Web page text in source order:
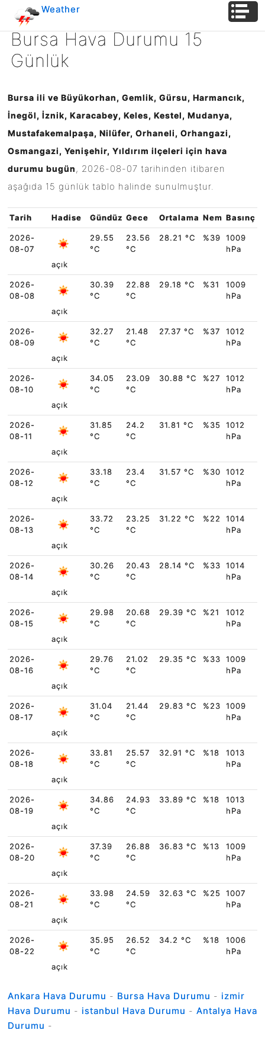
Weather
Hava
Bursa Hava Durumu 15
Günlük
Bursa ili ve Büyükorhan, Gemlik, Gürsu, Harmancık,
İnegöl, İznik, Karacabey, Keles, Kestel, Mudanya,
Mustafakemalpaşa, Nilüfer, Orhaneli, Orhangazi,
Osmangazi, Yenişehir, Yıldırım ilçeleri için hava
durumu bugün, 2026-08-07 tarihinden itibaren
aşağıda 15 günlük tablo halinde sunulmuştur.
Tarih Hadise Gündüz Gece Ortalama Nem Basınç
2026-
08-07
açık
29.55
°C
23.56
°C
28.21 °C %39
1009
hPa
2026-
08-08
açık
30.39
°C
22.88
°C
29.18 °C %31
1009
hPa
2026-
08-09
açık
32.27
°C
21.48
°C
27.37 °C %37
1012
hPa
2026-
08-10
açık
34.05
°C
23.09
°C
30.88 °C %27
1012
hPa
2026-
08-11
açık
31.85
°C
24.2
°C
31.81 °C %35
1012
hPa
2026-
08-12
açık
33.18
°C
23.4
°C
31.57 °C %30
1012
hPa
2026-
08-13
açık
33.72
°C
23.25
°C
31.22 °C %22
1014
hPa
2026-
08-14
açık
30.26
°C
20.43
°C
28.14 °C %33
1014
hPa
2026-
08-15
açık
29.98
°C
20.68
°C
29.39 °C %21
1012
hPa
2026-
08-16
açık
29.76
°C
21.02
°C
29.35 °C %33
1009
hPa
2026-
08-17
açık
31.04
°C
21.44
°C
29.83 °C %23
1009
hPa
2026-
08-18
açık
33.81
°C
25.57
°C
32.91 °C %18
1013
hPa
2026-
08-19
açık
34.86
°C
24.93
°C
33.89 °C %18
1013
hPa
2026-
08-20
açık
37.39
°C
26.88
°C
36.83 °C %13
1009
hPa
2026-
08-21
açık
33.98
°C
24.59
°C
32.63 °C %25
1007
hPa
2026-
08-22
açık
35.95
°C
26.52
°C
34.2 °C %18
1006
hPa
Ankara Hava Durumu - Bursa Hava Durumu - izmir
Hava Durumu - istanbul Hava Durumu - Antalya Hava
Durumu -